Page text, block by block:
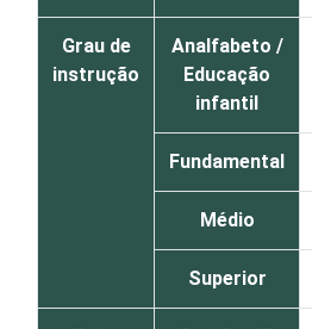
Grau de
instrução
Analfabeto /
Educação
infantil
Fundamental
Médio
Superior